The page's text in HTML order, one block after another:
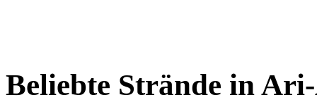
Beliebte Strände in